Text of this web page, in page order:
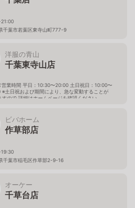
千葉市若葉区東寺山町777-9
洋服の青山
千葉東寺山店
業時間 平日：10:30〜20:00 土日祝日：10:00〜
※土日祝および期間により、急な変動することが
すので 詳細はホームページを確認ください
ビバホーム
作草部店
千葉市稲毛区作草部2-9-16
オーケー
千草台店